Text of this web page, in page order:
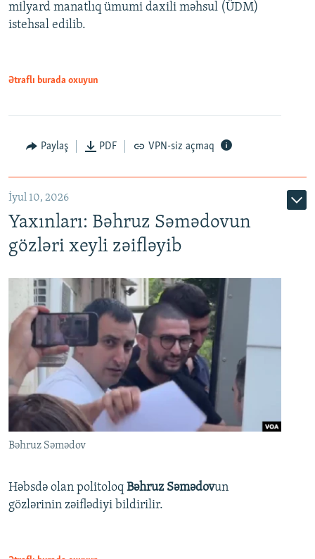
Auto 240p 360p 480p
480p
milyard manatlıq ümumi daxili məhsul (ÜDM)
istehsal edilib.
Ətraflı burada oxuyun
Paylaş PDF VPN-siz açmaq
İyul 10, 2026
Yaxınları: Bəhruz Səmədovun
gözləri xeyli zəifləyib
Bəhruz Səmədov
Həbsdə olan politoloq Bəhruz Səmədovun
gözlərinin zəiflədiyi bildirilir.